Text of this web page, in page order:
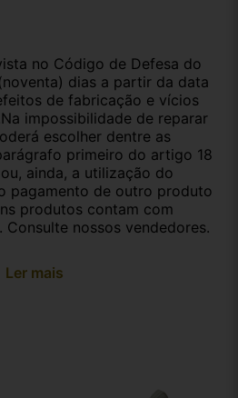
no Código de Defesa do
dias a partir da data
de fabricação e vícios
impossibilidade de reparar
escolher dentre as
primeiro do artigo 18
ainda, a utilização do
pagamento de outro produto
produtos contam com
Consulte nossos vendedores.
Ler mais